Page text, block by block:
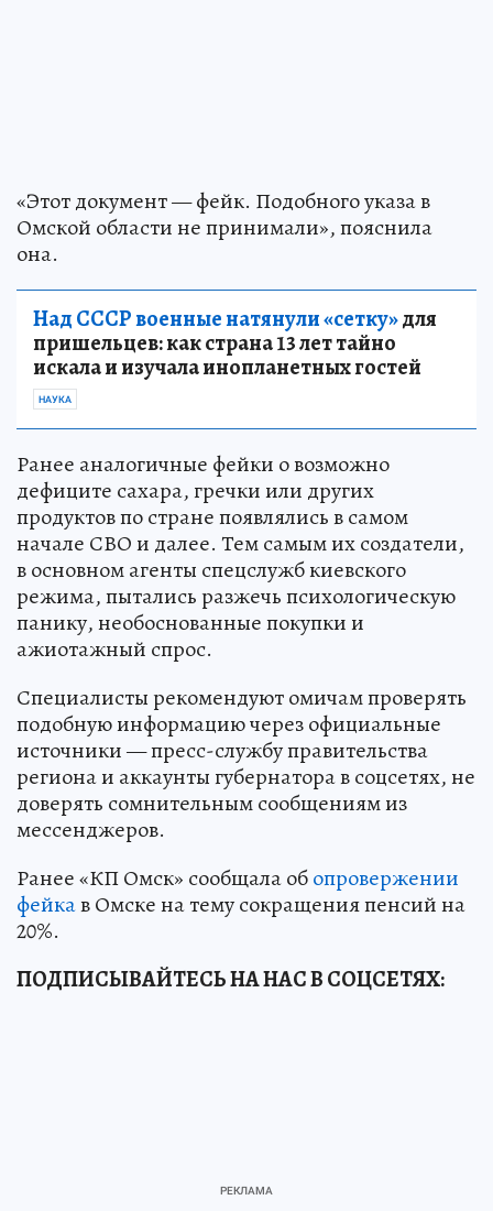
«Этот документ — фейк. Подобного указа в
Омской области не принимали», пояснила
она.
Над СССР военные натянули «сетку»для
пришельцев: как страна 13 лет тайно
искала и изучала инопланетных гостей
НАУКА
Ранее аналогичные фейки о возможно
дефиците сахара, гречки или других
продуктов по стране появлялись в самом
начале СВО и далее. Тем самым их создатели,
в основном агенты спецслужб киевского
режима, пытались разжечь психологическую
панику, необоснованные покупки и
ажиотажный спрос.
Специалисты рекомендуют омичам проверять
подобную информацию через официальные
источники — пресс-службу правительства
региона и аккаунты губернатора в соцсетях, не
доверять сомнительным сообщениям из
мессенджеров.
Ранее «КП Омск» сообщала обопровержении
фейкав Омске на тему сокращения пенсий на
20%.
ПОДПИСЫВАЙТЕСЬ НА НАС В СОЦСЕТЯХ: